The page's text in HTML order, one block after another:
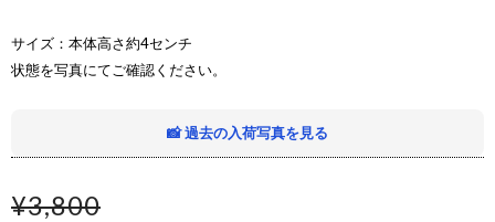
サイズ：本体高さ約4センチ
状態を写真にてご確認ください。
📸 過去の入荷写真を見る
¥3,800